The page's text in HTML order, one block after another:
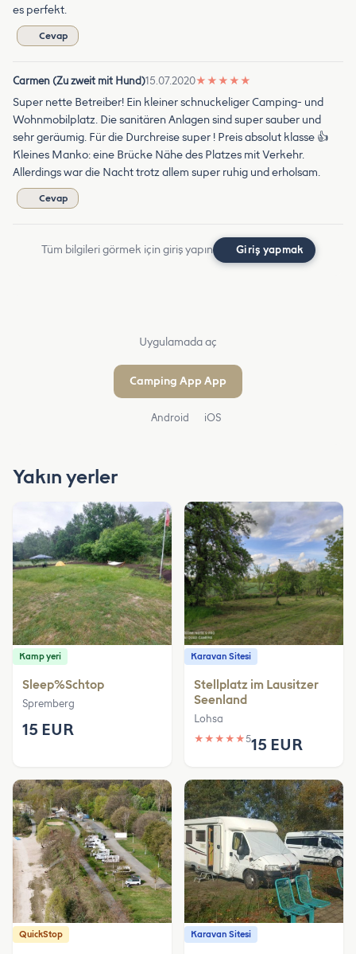
es perfekt.
Cevap
Carmen (Zu zweit mit Hund)15.07.2020★ ★ ★ ★ ★
Super nette Betreiber! Ein kleiner schnuckeliger Camping- und
Wohnmobilplatz. Die sanitären Anlagen sind super sauber und
sehr geräumig. Für die Durchreise super ! Preis absolut klasse 👍
Kleines Manko: eine Brücke Nähe des Platzes mit Verkehr.
Allerdings war die Nacht trotz allem super ruhig und erholsam.
Cevap
Tüm bilgileri görmek için giriş yapın Giriş yapmak
Uygulamada aç
Camping App App
Android iOS
Yakın yerler
Kamp yeri
Sleep%Schtop
Spremberg
15 EUR
Karavan Sitesi
Stellplatz im Lausitzer
Seenland
Lohsa
★ ★ ★ ★ ★515 EUR
QuickStop Karavan Sitesi